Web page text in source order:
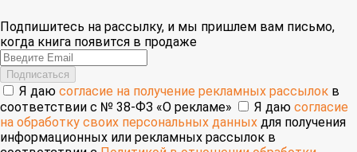
Подпишитесь на рассылку, и мы пришлем вам письмо,
когда книга появится в продаже
Email
Подписаться
Я даю согласие на получение рекламных рассылок в
соответствии с № 38-ФЗ «О рекламе»
Я даю согласие
на обработку своих персональных данных для получения
информационных или рекламных рассылок в